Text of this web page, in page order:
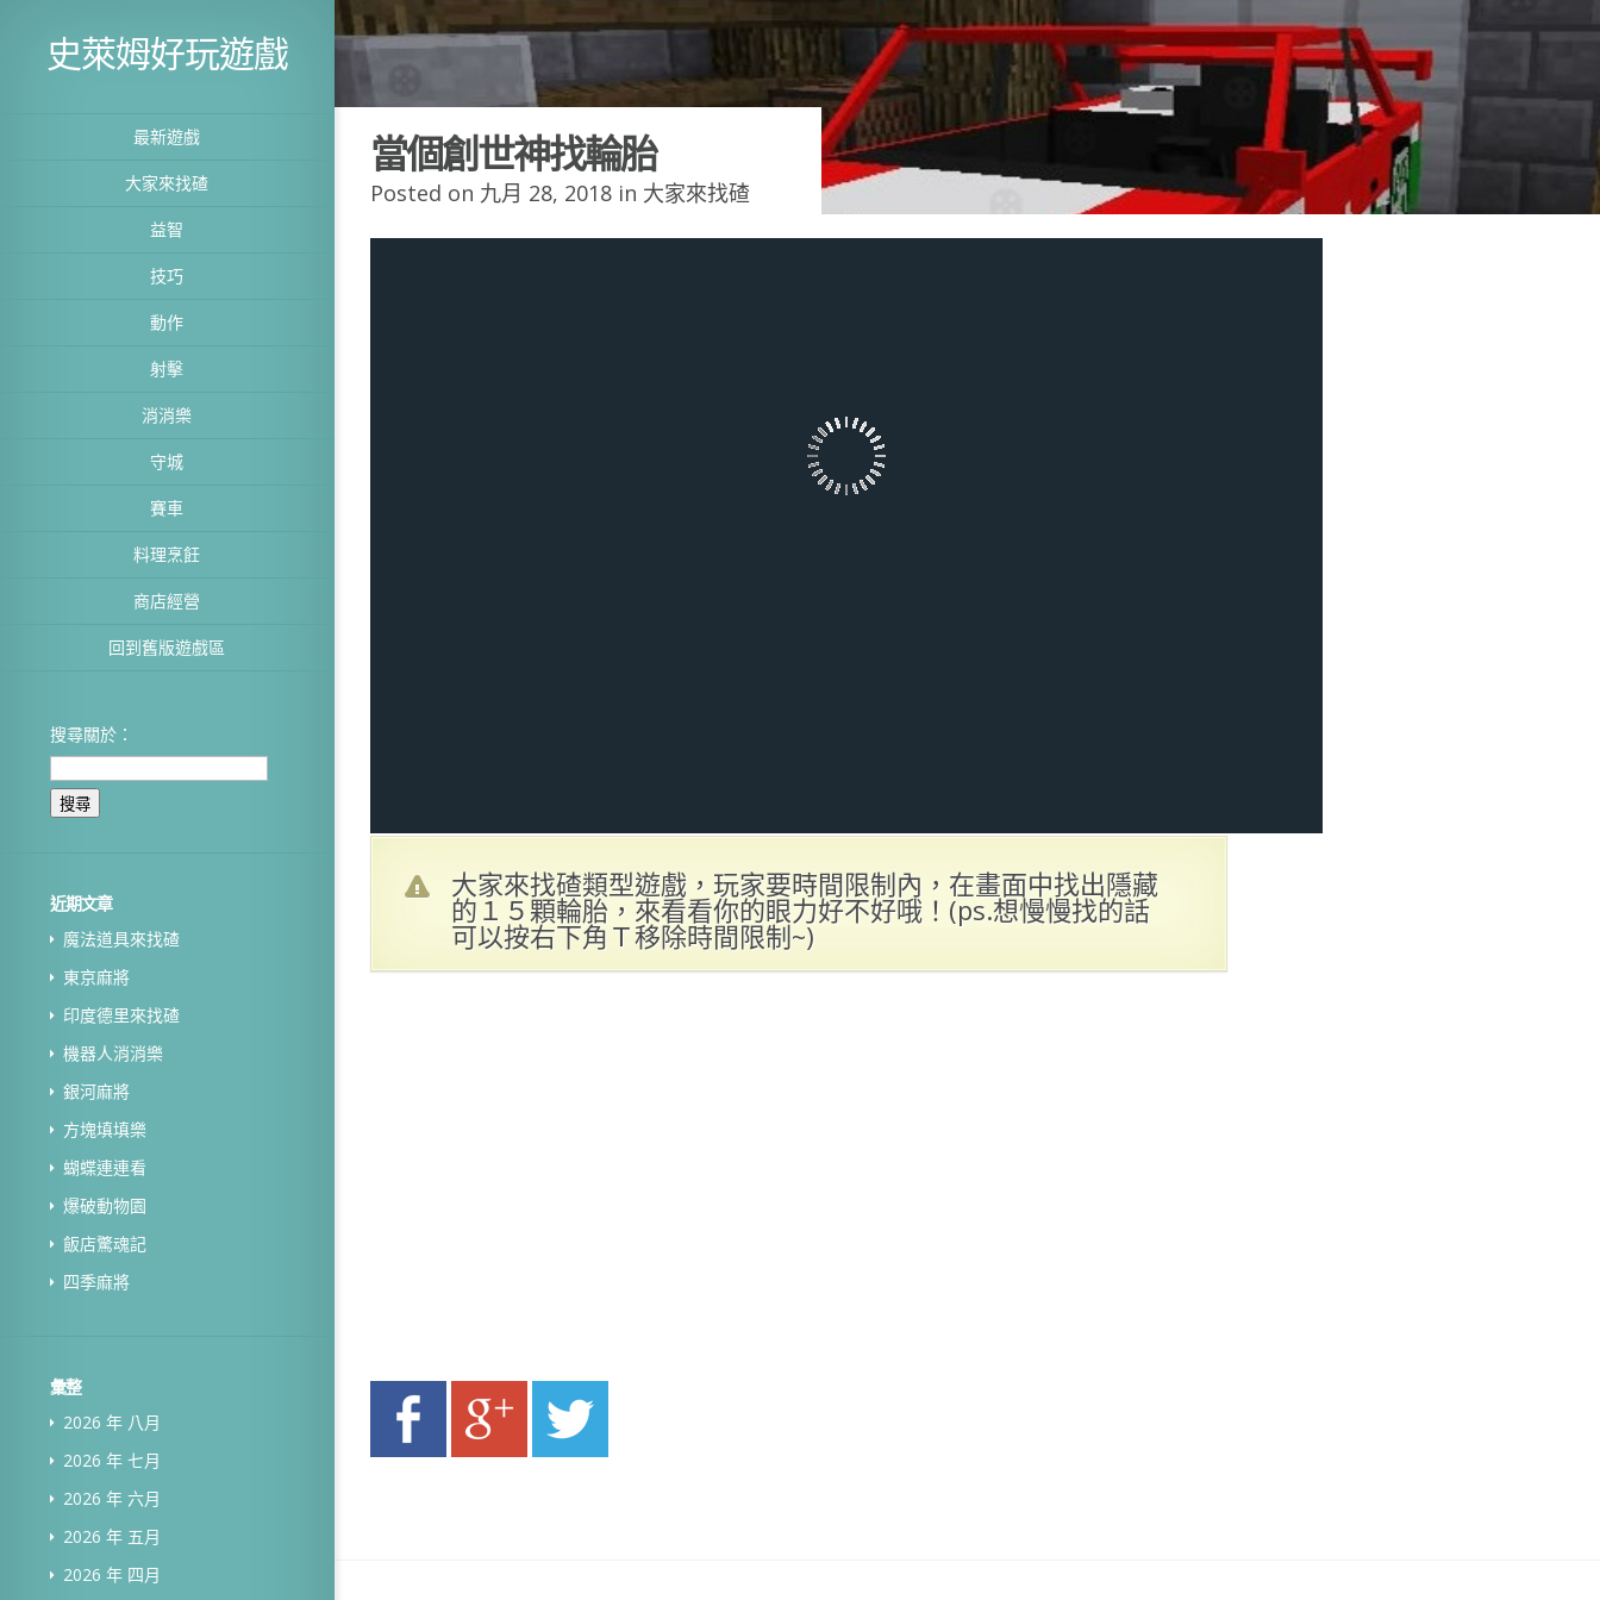
史萊姆好玩遊戲
最新遊戲
大家來找碴
益智
技巧
動作
射擊
消消樂
守城
賽車
料理烹飪
商店經營
回到舊版遊戲區
搜尋關於：
近期文章
魔法道具來找碴
東京麻將
印度德里來找碴
機器人消消樂
銀河麻將
方塊填填樂
蝴蝶連連看
爆破動物園
飯店驚魂記
四季麻將
彙整
2026 年 八月
2026 年 七月
2026 年 六月
2026 年 五月
2026 年 四月
當個創世神找輪胎
Posted on 九月 28, 2018 in 大家來找碴
大家來找碴類型遊戲，玩家要時間限制內，在畫面中找出隱藏
的１５顆輪胎，來看看你的眼力好不好哦！(ps.想慢慢找的話
可以按右下角Ｔ移除時間限制~)